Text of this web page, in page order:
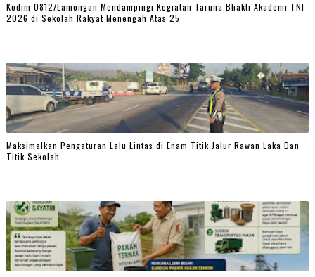
Kodim 0812/Lamongan Mendampingi Kegiatan Taruna Bhakti Akademi TNI
2026 di Sekolah Rakyat Menengah Atas 25
Maksimalkan Pengaturan Lalu Lintas di Enam Titik Jalur Rawan Laka Dan
Titik Sekolah